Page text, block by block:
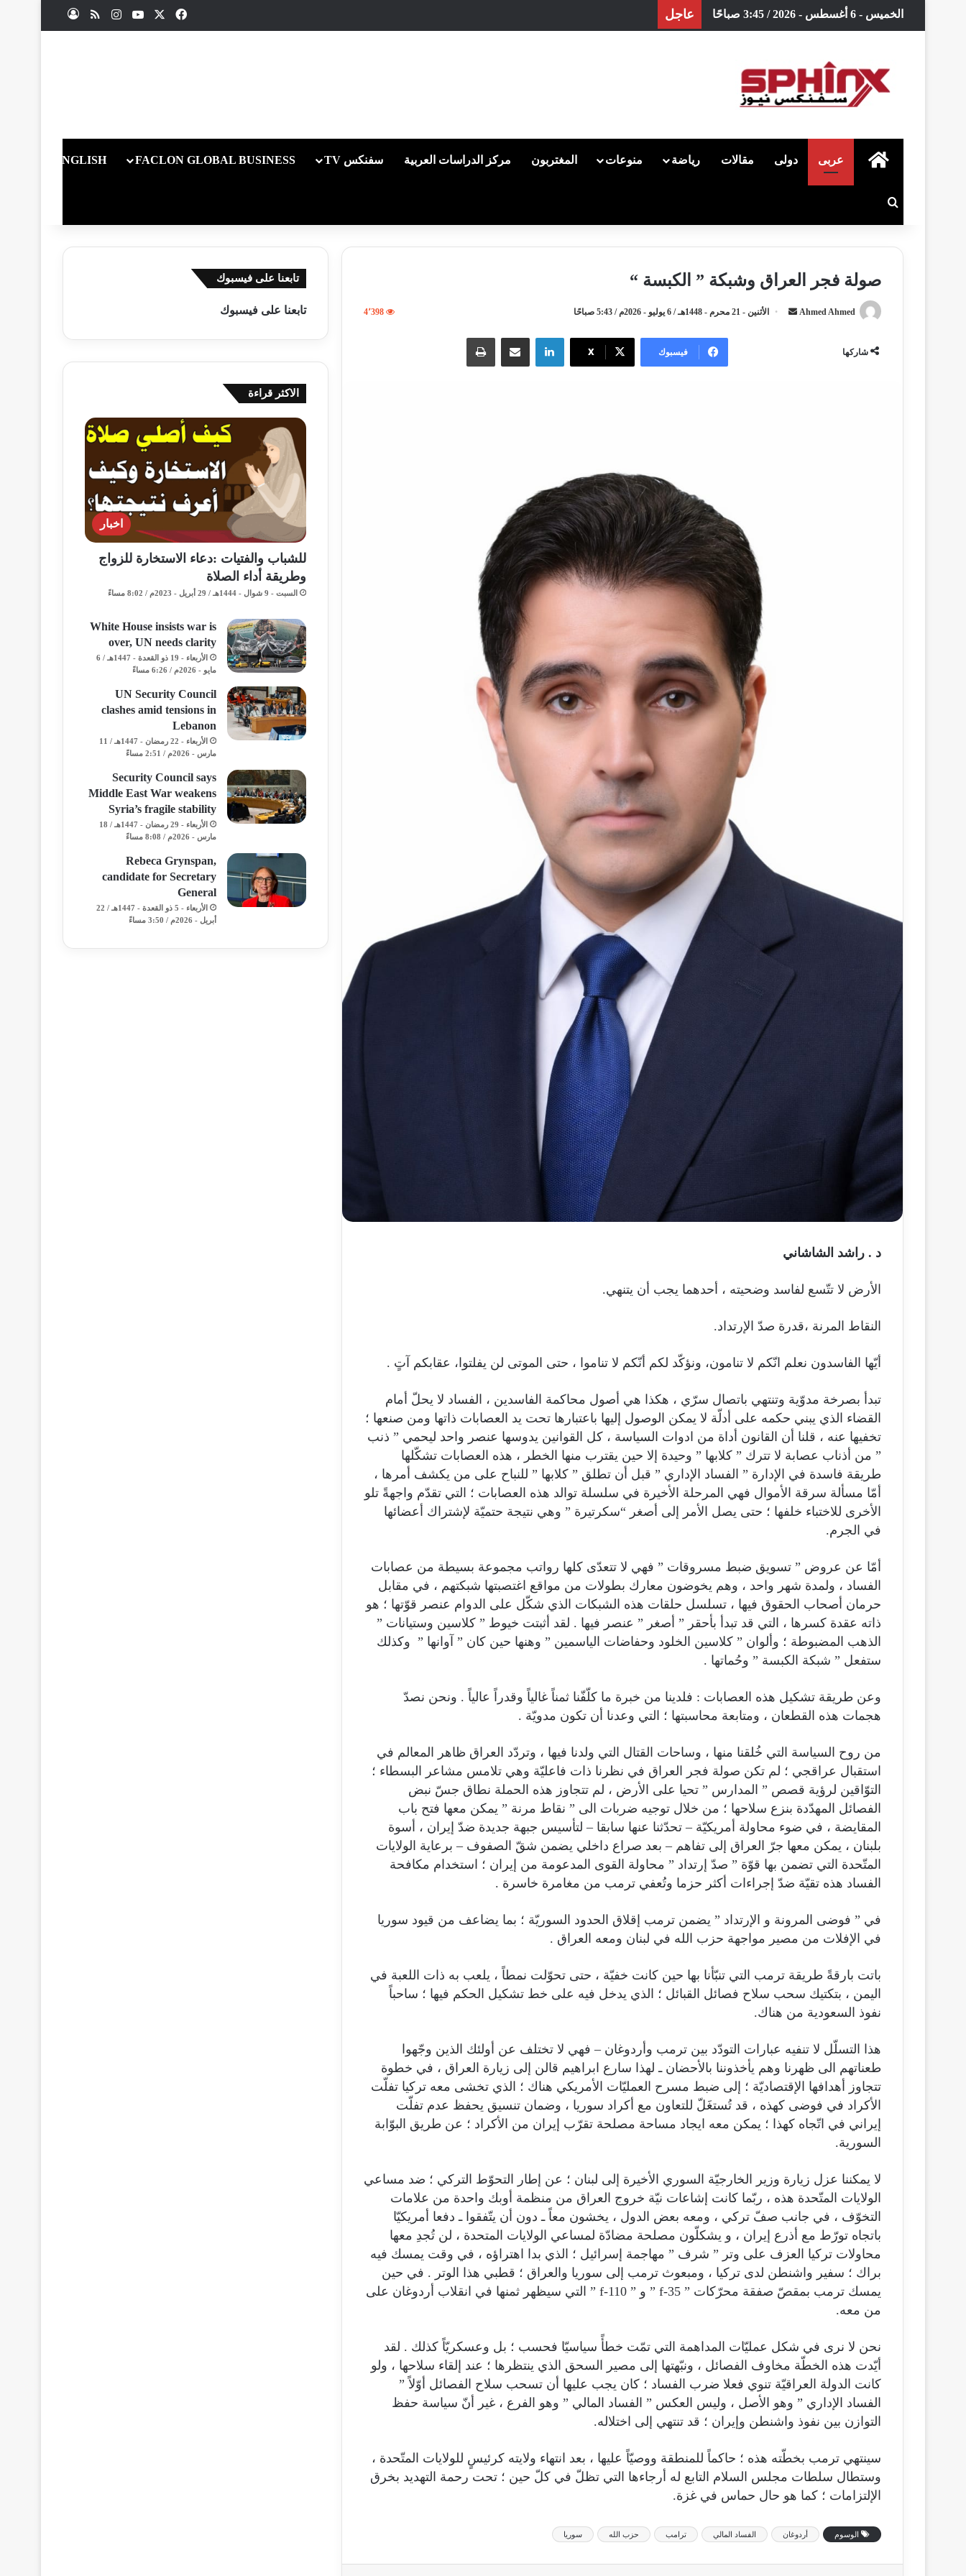
الخميس - 6 أغسطس - 2026 / 3:45 صباحًا عاجل فيسبوك يوتيوبانستقرامملخص الموقع RSS
الرئيسية
عربى دولى مقالات رياضة منوعات المغتربون مركز الدراسات العربية سفنكس TV FACLON GLOBAL BUSINESS
ENGLISH
صولة فجر العراق وشبكة ” الكبسة “
Ahmed Ahmed الأثنين - 21 محرم - 1448هـ / 6 يوليو - 2026م / 5:43 صباحًا 4٬398
شاركها فيسبوك X
لينكدإن مشاركة عبر البريد
د . راشد الشاشاني
الأرض لا تتّسع لفاسد وضحيته ، أحدهما يجب أن يتنهي.
النقاط المرنة ،قدرة صدّ الإرتداد.
أيّها الفاسدون نعلم انّكم لا تنامون، ونؤكّد لكم أنّكم لا تناموا ، حتى الموتى لن يفلتوا، عقابكم آتٍ .
تبدأ بصرخة مدوّية وتنتهي باتصال سرّي ، هكذا هي أصول محاكمة الفاسدين ، الفساد لا يحلّ أمام
القضاء الذي يبني حكمه على أدلّة لا يمكن الوصول إليها باعتبارها تحت يد العصابات ذاتها ومن صنعها ؛
تخفيها عنه ، قلنا أن القانون أداة من ادوات السياسة ، كل القوانين يدوسها عنصر واحد ليحمي ” ذنب
” من أذناب عصابة لا تترك ” كلابها ” وحيدة إلا حين يقترب منها الخطر ، هذه العصابات تشكّلها
طريقة فاسدة في الإدارة ” الفساد الإداري ” قبل أن تطلق ” كلابها ” للنباح على من يكشف أمرها ،
أمّا مسألة سرقة الأموال فهي المرحلة الأخيرة في سلسلة توالد هذه العصابات ؛ التي تقدّم واجهةً تلو
الأخرى للاختباء خلفها ؛ حتى يصل الأمر إلى أصغر “سكرتيرة ” وهي نتيجة حتميّة لإشتراك أعضائها
في الجرم.
أمّا عن عروض ” تسويق ضبط مسروقات ” فهي لا تتعدّى كلها رواتب مجموعة بسيطة من عصابات
الفساد ، ولمدة شهر واحد ، وهم يخوضون معارك بطولات من مواقع اغتصبتها شبكتهم ، في مقابل
حرمان أصحاب الحقوق فيها ، تسلسل حلقات هذه الشبكات الذي شكّل على الدوام عنصر قوّتها ؛ هو
ذاته عقدة كسرها ، التي قد تبدأ بأحقر ” أصغر ” عنصر فيها . لقد أثبتت خيوط ” كلاسين وستيانات ”
الذهب المضبوطة ؛ وألوان ” كلاسين الخلود وحفاضات الياسمين ” وهنها حين كان ” آوانها ” وكذلك
ستفعل ” شبكة الكبسة ” وحُماتها .
وعن طريقة تشكيل هذه العصابات : فلدينا من خبرة ما كلّفّنا ثمناً غالياً وقدراً عالياً . ونحن نصدّ
هجمات هذه القطعان ، ومتابعة محاسبتها ؛ التي وعدنا أن تكون مدويّة .
من روح السياسة التي خُلقنا منها ، وساحات القتال التي ولدنا فيها ، وتردّد العراق ظاهر المعالم في
استقبال عراقجي ؛ لم تكن صولة فجر العراق في نظرنا ذات فاعليّة وهي تلامس مشاعر البسطاء ؛
التوّاقين لرؤية قصص ” المدارس ” تحيا على الأرض ، لم تتجاوز هذه الحملة نطاق جسّ نبض
الفصائل المهدّدة بنزع سلاحها ؛ من خلال توجيه ضربات الى ” نقاط مرنة ” يمكن معها فتح باب
المقايضة ، في ضوء محاولة أمريكيّة – تحدّثنا عنها سابقا – لتأسيس جبهة جديدة ضدّ إيران ، أسوة
بلبنان ، يمكن معها جرّ العراق إلى تفاهم – بعد صراع داخلي يضمن شقّ الصفوف – برعاية الولايات
المتّحدة التي تضمن بها قوّة ” صدّ إرتداد ” محاولة القوى المدعومة من إيران ؛ استخدام مكافحة
الفساد هذه تقيّة ضدّ إجراءات أكثر حزما وتُعفي ترمب من مغامرة خاسرة .
في ” فوضى المرونة و الإرتداد ” يضمن ترمب إقلاق الحدود السوريّة ؛ بما يضاعف من قيود سوريا
في الإفلات من مصير مواجهة حزب الله في لبنان ومعه العراق .
باتت بارقةً طريقة ترمب التي تنبّأنا بها حين كانت خفيّة ، حتى تحوّلت نمطاً ، يلعب به ذات اللعبة في
اليمن ، بتكتيك سحب سلاح فصائل القبائل ؛ الذي يدخل فيه على خط تشكيل الحكم فيها ؛ ساحباً
نفوذ السعودية من هناك.
هذا التسلّل لا تنفيه عبارات التودّد بين ترمب وأردوغان – فهي لا تختلف عن أولئك الذين وجّهوا
طعناتهم الى ظهرنا وهم يأخذوننا بالأحضان ـ لهذا سارع ابراهيم قالن إلى زيارة العراق ، في خطوة
تتجاوز أهدافها الإقتصاديّة ؛ إلى ضبط مسرح العمليّات الأمريكي هناك ؛ الذي تخشى معه تركيا تفلّت
الأكراد في فوضى كهذه ، قد تُستغَلّ للتعاون مع أكراد سوريا ، وضمان تنسيق يحفظ عدم تفلّت
إيراني في اتّجاه كهذا ؛ يمكن معه ايجاد مساحة مصلحة تقرّب إيران من الأكراد ؛ عن طريق البوّابة
السورية.
لا يمكننا عزل زيارة وزير الخارجيّة السوري الأخيرة إلى لبنان ؛ عن إطار التحوّط التركي ؛ ضد مساعي
الولايات المتّحدة هذه ، ربّما كانت إشاعات نيّة خروج العراق من منظمة أوبك واحدة من علامات
التخوّف ، في جانب صفّ تركي ، ومعه بعض الدول ، يخشون معاً ـ دون أن يتّفقوا ـ دفعا أمريكيّا
باتجاه تورّط مع أذرع إيران ، و يشكلّون مصلحة مضادّة لمساعي الولايات المتحدة ، لن تُجدِ معها
محاولات تركيا العزف على وتر ” شرف ” مهاجمة إسرائيل ؛ الذي بدا اهتراؤه ، في وقت يمسك فيه
براك ؛ سفير واشنطن لدى تركيا ، ومبعوث ترمب إلى سوريا والعراق ؛ قطبي هذا الوتر . في حين
يمسك ترمب بمقصّ صفقة محرّكات ” f-35 ” و ” f-110 ” التي سيظهر ثمنها في انقلاب أردوغان على
من معه.
نحن لا نرى في شكل عمليّات المداهمة التي تمّت خطأً سياسيّا فحسب ؛ بل وعسكريّاً كذلك . لقد
أيّدت هذه الخطّة مخاوف الفصائل ، ونبّهتها إلى مصير السحق الذي ينتظرها ؛ عند إلقاء سلاحها ، ولو
كانت الدولة العراقيّة تنوي فعلا ضرب الفساد ؛ كان يجب عليها أن تسحب سلاح الفصائل أوّلاً ”
الفساد الإداري ” وهو الأصل ، وليس العكس ” الفساد المالي ” وهو الفرع ، غير أنّ سياسة حفظ
التوازن بين نفوذ واشنطن وإيران ؛ قد تنتهي إلى اختلاله.
سينتهي ترمب بخطّته هذه ؛ حاكماً للمنطقة ووصيّاً عليها ، بعد انتهاء ولايته كرئيسٍ للولايات المتّحدة ،
وستطال سلطات مجلس السلام التابع له أرجاءها التي تظلّ في كلّ حين ؛ تحت رحمة التهديد بخرق
الإلتزامات ؛ كما هو حال حماس في غزة.
الوسوم أردوغان الفساد المالي ترامب حزب الله سوريا
تابعنا على فيسبوك
تابعنا على فيسبوك
الاكثر قراءة
اخبار
للشباب والفتيات :دعاء الاستخارة للزواج
وطريقة أداء الصلاة
السبت - 9 شوال - 1444هـ / 29 أبريل - 2023م / 8:02 مساءً
White House insists war is
over, UN needs clarity
الأربعاء - 19 ذو القعدة - 1447هـ / 6
مايو - 2026م / 6:26 مساءً
UN Security Council
clashes amid tensions in
Lebanon
الأربعاء - 22 رمضان - 1447هـ / 11
مارس - 2026م / 2:51 مساءً
Security Council says
Middle East War weakens
Syria’s fragile stability
الأربعاء - 29 رمضان - 1447هـ / 18
مارس - 2026م / 8:08 مساءً
Rebeca Grynspan,
candidate for Secretary
General
الأربعاء - 5 ذو القعدة - 1447هـ / 22
أبريل - 2026م / 3:50 مساءً